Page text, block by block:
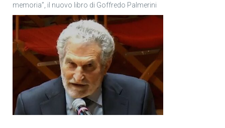
memoria”, il nuovo libro di Goffredo Palmerini